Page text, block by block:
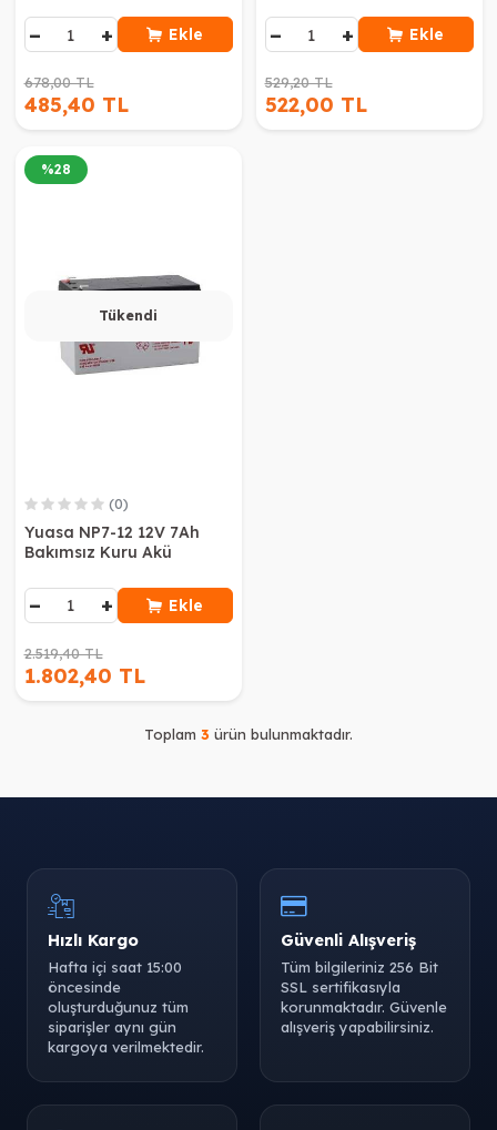
− + Ekle
678,00 TL
485,40 TL
− + Ekle
529,20 TL
522,00 TL
Tükendi
%28
(0)
Yuasa NP7-12 12V 7Ah
Bakımsız Kuru Akü
− + Ekle
2.519,40 TL
1.802,40 TL
Toplam 3 ürün bulunmaktadır.
Hızlı Kargo
Hafta içi saat 15:00
öncesinde
oluşturduğunuz tüm
siparişler aynı gün
kargoya verilmektedir.
Güvenli Alışveriş
Tüm bilgileriniz 256 Bit
SSL sertifikasıyla
korunmaktadır. Güvenle
alışveriş yapabilirsiniz.